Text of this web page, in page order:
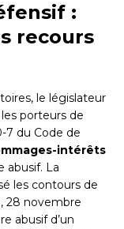
:
recours
le législateur
porteurs de
7 du Code de
intérêts
abusif. La
les contours de
28 novembre
abusif d’un